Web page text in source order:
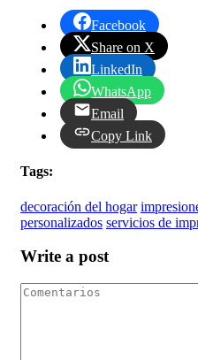
Facebook
Share on X
LinkedIn
WhatsApp
Email
Copy Link
Tags:
decoración del hogar
personalizados servicios de
Write a post